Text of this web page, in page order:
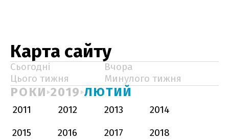
Карта сайту
Сьогодні
Вчора
Цього тижня
Минулого тижня
РОКИ 2019 ЛЮТИЙ
2011 2012 2013
2014
2015
2016 2017
2018